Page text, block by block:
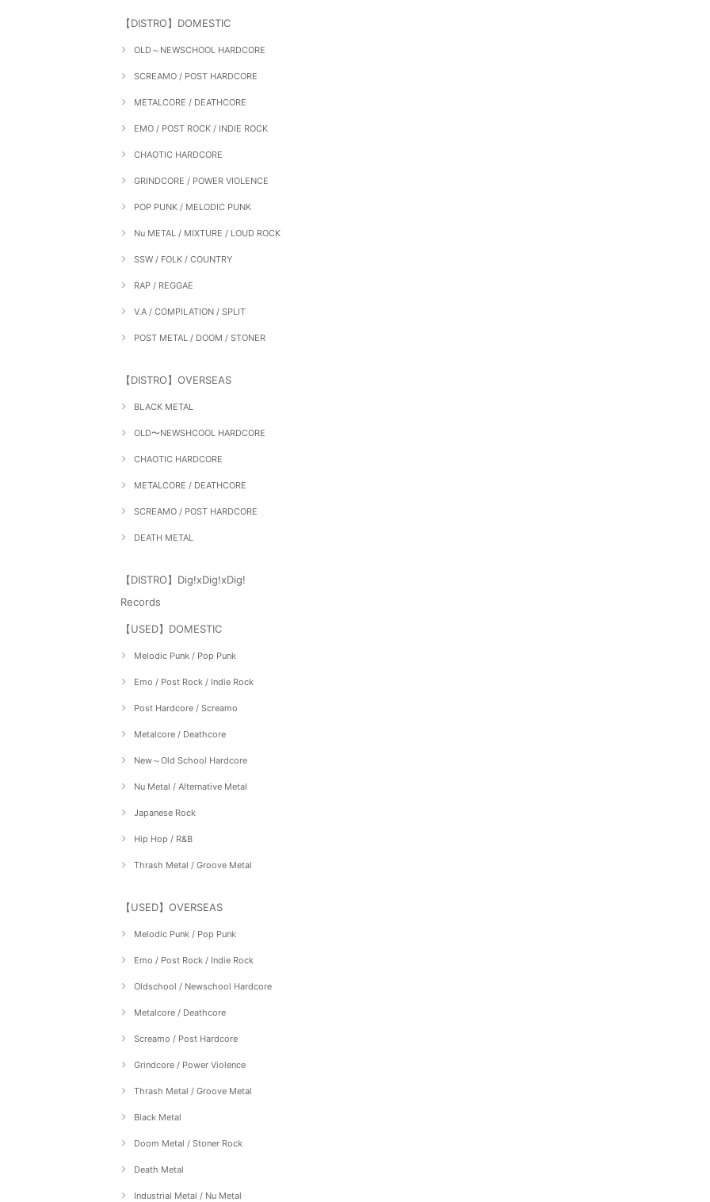
【DISTRO】DOMESTIC
OLD～NEWSCHOOL HARDCORE
SCREAMO / POST HARDCORE
METALCORE / DEATHCORE
EMO / POST ROCK / INDIE ROCK
CHAOTIC HARDCORE
GRINDCORE / POWER VIOLENCE
POP PUNK / MELODIC PUNK
Nu METAL / MIXTURE / LOUD ROCK
SSW / FOLK / COUNTRY
RAP / REGGAE
V.A / COMPILATION / SPLIT
POST METAL / DOOM / STONER
【DISTRO】OVERSEAS
BLACK METAL
OLD〜NEWSHCOOL HARDCORE
CHAOTIC HARDCORE
METALCORE / DEATHCORE
SCREAMO / POST HARDCORE
DEATH METAL
【DISTRO】Dig!xDig!xDig!
Records
【USED】DOMESTIC
Melodic Punk / Pop Punk
Emo / Post Rock / Indie Rock
Post Hardcore / Screamo
Metalcore / Deathcore
New～Old School Hardcore
Nu Metal / Alternative Metal
Japanese Rock
Hip Hop / R&B
Thrash Metal / Groove Metal
【USED】OVERSEAS
Melodic Punk / Pop Punk
Emo / Post Rock / Indie Rock
Oldschool / Newschool Hardcore
Metalcore / Deathcore
Screamo / Post Hardcore
Grindcore / Power Violence
Thrash Metal / Groove Metal
Black Metal
Doom Metal / Stoner Rock
Death Metal
Industrial Metal / Nu Metal